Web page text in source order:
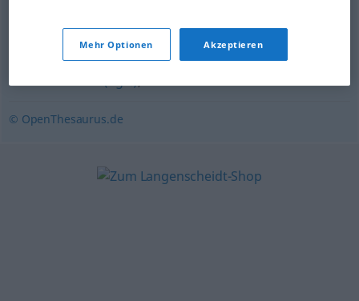
(möglichst) unauffällig,verdeckt,insgeheim,verborgen
verstohlen,stillschweigend versteckt,heimlich
klammheimlich (ugs.)
© OpenThesaurus.de
Mehr Optionen Akzeptieren